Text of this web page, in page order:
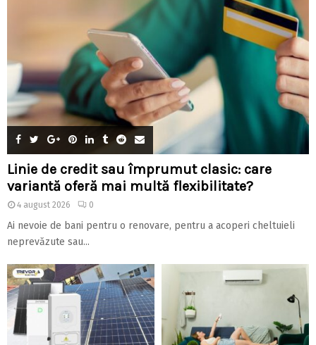
Linie de credit sau împrumut clasic: care
variantă oferă mai multă flexibilitate?
4 august 2026 0
Ai nevoie de bani pentru o renovare, pentru a acoperi cheltuieli
neprevăzute sau...